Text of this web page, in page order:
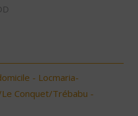
- Locmaria-
Conquet/Trébabu -